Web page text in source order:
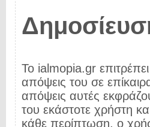
Το ialmopia.gr
απόψεις του σε
απόψεις αυτές
του εκάστοτε χρήστη
κάθε περίπτωση, ο